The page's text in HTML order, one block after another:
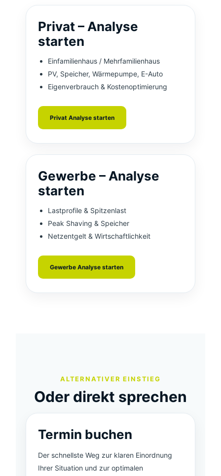
Privat – Analyse
starten
Einfamilienhaus / Mehrfamilienhaus
PV, Speicher, Wärmepumpe, E-Auto
Eigenverbrauch & Kostenoptimierung
Privat Analyse starten
Gewerbe – Analyse
starten
Lastprofile & Spitzenlast
Peak Shaving & Speicher
Netzentgelt & Wirtschaftlichkeit
Gewerbe Analyse starten
ALTERNATIVER EINSTIEG
Oder direkt sprechen
Termin buchen
Der schnellste Weg zur klaren Einordnung
Ihrer Situation und zur optimalen